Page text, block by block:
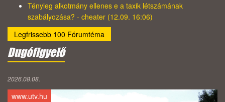
Tényleg alkotmány ellenes e a taxik létszámának
szabályozása? - cheater (12.09. 16:06)
Legfrissebb 100 Fórumtéma
Dugófigyelő
2026.08.08.
www.utv.hu